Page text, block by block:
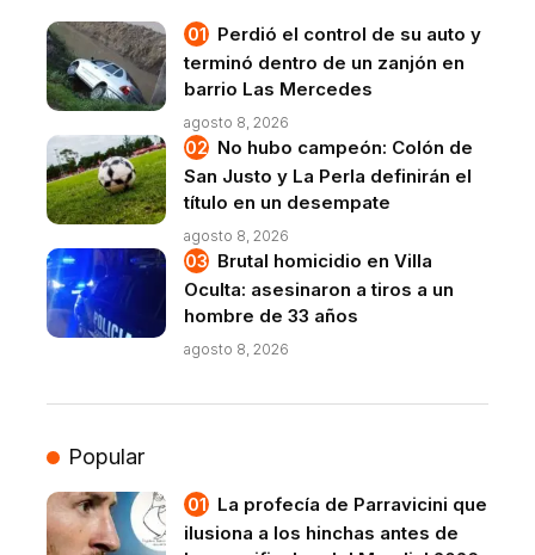
Perdió el control de su auto y
terminó dentro de un zanjón en
barrio Las Mercedes
agosto 8, 2026
No hubo campeón: Colón de
San Justo y La Perla definirán el
título en un desempate
agosto 8, 2026
Brutal homicidio en Villa
Oculta: asesinaron a tiros a un
hombre de 33 años
agosto 8, 2026
Popular
La profecía de Parravicini que
ilusiona a los hinchas antes de